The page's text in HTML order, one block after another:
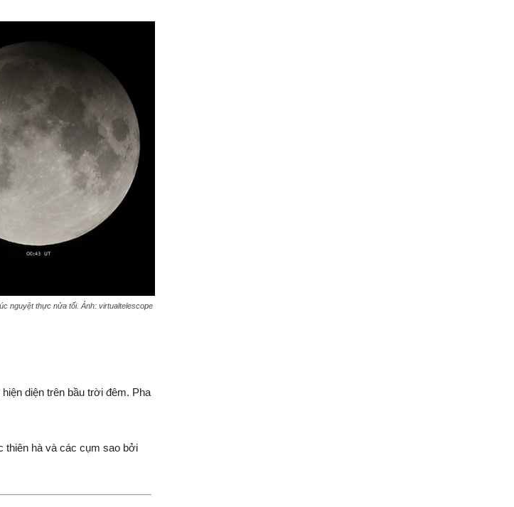
nguyệt thực nửa tối. Ảnh: virtualtelescope
diện trên bầu trời đêm. Pha
thiên hà và các cụm sao bởi